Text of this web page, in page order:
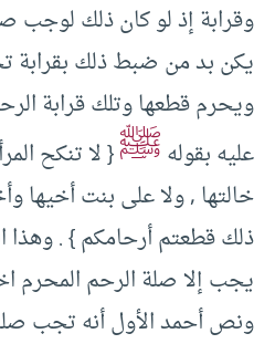
وقرابة إذ لو كان ذلك لوجب
يكن بد من ضبط ذلك بقرابة
ويحرم قطعها وتلك قرابة
عليه بقولهﷺ{ لا تنكح
خالتها , ولا على بنت أخيها
ذلك قطعتم أرحامكم } . وهذا
يجب إلا صلة الرحم المحرم
ونص أحمد الأول أنه تجب